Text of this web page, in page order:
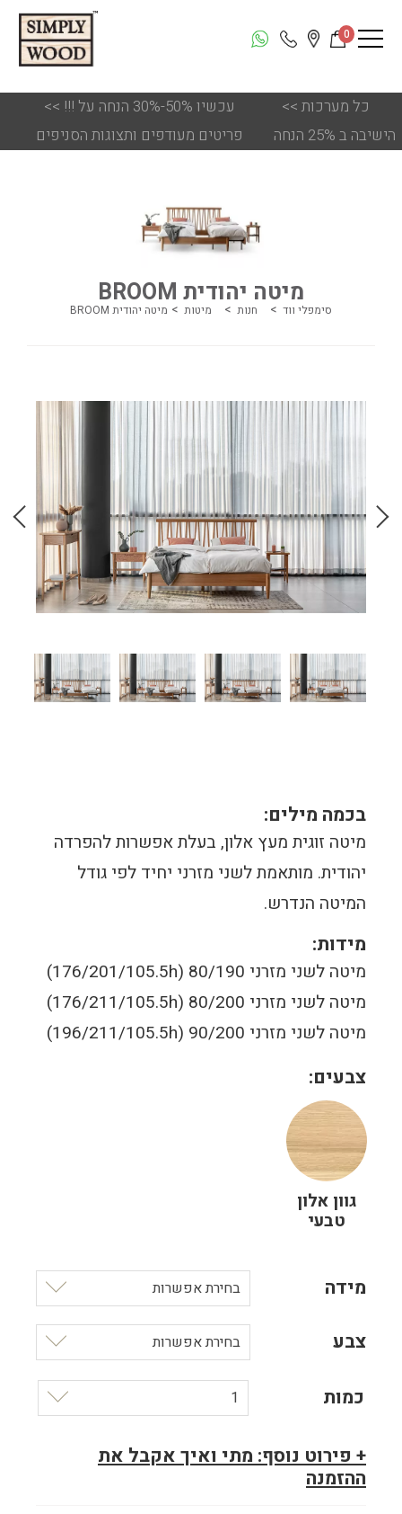
0
<< !!! עכשיו 50%-30% הנחה על
פריטים מעודפים ותצוגות הסניפים
<< כל מערכות
הישיבה ב 25% הנחה
מיטה יהודית BROOM
סימפלי ווד חנות מיטות מיטה יהודית BROOM
בכמה מילים:
מיטה זוגית מעץ אלון, בעלת אפשרות להפרדה
יהודית. מותאמת לשני מזרני יחיד לפי גודל
המיטה הנדרש.
מידות:
מיטה לשני מזרני 80/190 (176/201/105.5h)
מיטה לשני מזרני 80/200 (176/211/105.5h)
מיטה לשני מזרני 90/200 (196/211/105.5h)
צבעים:
גוון אלון
טבעי
מידה בחירת אפשרות
צבע בחירת אפשרות
כמות 1
+ פירוט נוסף: מתי ואיך אקבל את
ההזמנה